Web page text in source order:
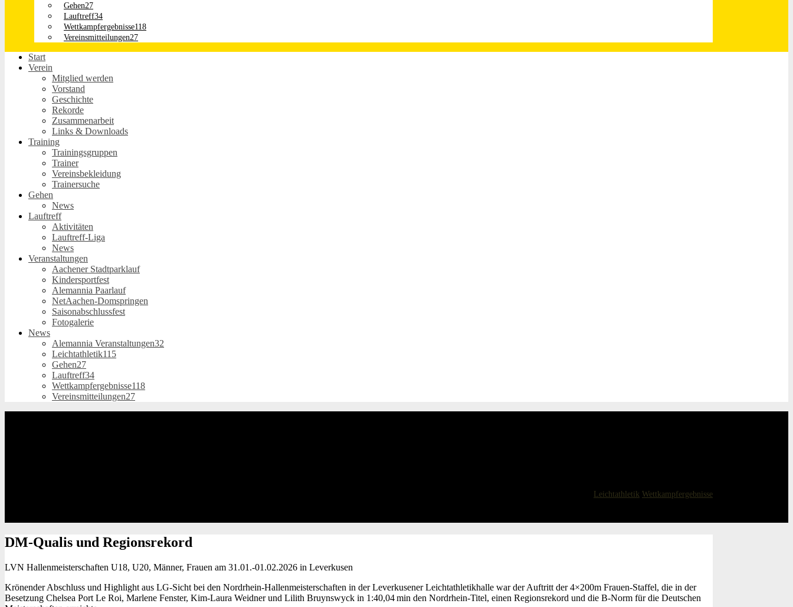
Gehen27
Lauftreff34
Wettkampfergebnisse118
Vereinsmitteilungen27
Start
Verein
Mitglied werden
Vorstand
Geschichte
Rekorde
Zusammenarbeit
Links & Downloads
Training
Trainingsgruppen
Trainer
Vereinsbekleidung
Trainersuche
Gehen
News
Lauftreff
Aktivitäten
Lauftreff-Liga
News
Veranstaltungen
Aachener Stadtparklauf
Kindersportfest
Alemannia Paarlauf
NetAachen-Domspringen
Saisonabschlussfest
Fotogalerie
News
Alemannia Veranstaltungen32
Leichtathletik115
Gehen27
Lauftreff34
Wettkampfergebnisse118
Vereinsmitteilungen27
Leichtathletik Wettkampfergebnisse
DM-Qualis und Regionsrekord
LVN Hallenmeisterschaften U18, U20, Männer, Frauen am 31.01.-01.02.2026 in Leverkusen
Krönender Abschluss und Highlight aus LG-Sicht bei den Nordrhein-Hallenmeisterschaften in der Leverkusener Leichtathletikhalle war der Auftritt der 4×200m Frauen-Staffel, die in der
Besetzung Chelsea Port Le Roi, Marlene Fenster, Kim-Laura Weidner und Lilith Bruynswyck in 1:40,04 min den Nordrhein‑Titel, einen Regionsrekord und die B‑Norm für die Deutschen